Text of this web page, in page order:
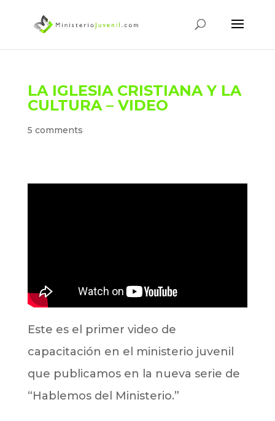
LA IGLESIA CRISTIANA Y LA
CULTURA – VIDEO
5 comments
Este es el primer video de
capacitación en el ministerio juvenil
que publicamos en la nueva serie de
“Hablemos del Ministerio.”